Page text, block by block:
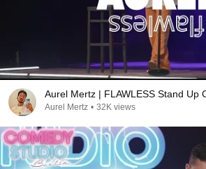
Aurel Mertz | FLAWLESS Stand Up
Aurel Mertz • 32K views